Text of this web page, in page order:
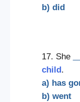
b) did
17. She
child.
a) has
b) went